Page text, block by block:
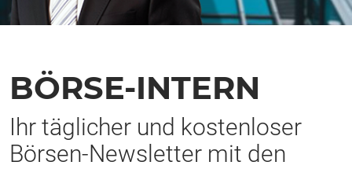
BÖRSE-INTERN
Ihr täglicher und kostenloser
Börsen-Newsletter mit den